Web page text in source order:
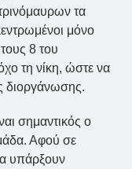
τα
μόνο
8 του
τη νίκη, ώστε να
διοργάνωσης.
σημαντικός ο
Αφού σε
υπάρξουν